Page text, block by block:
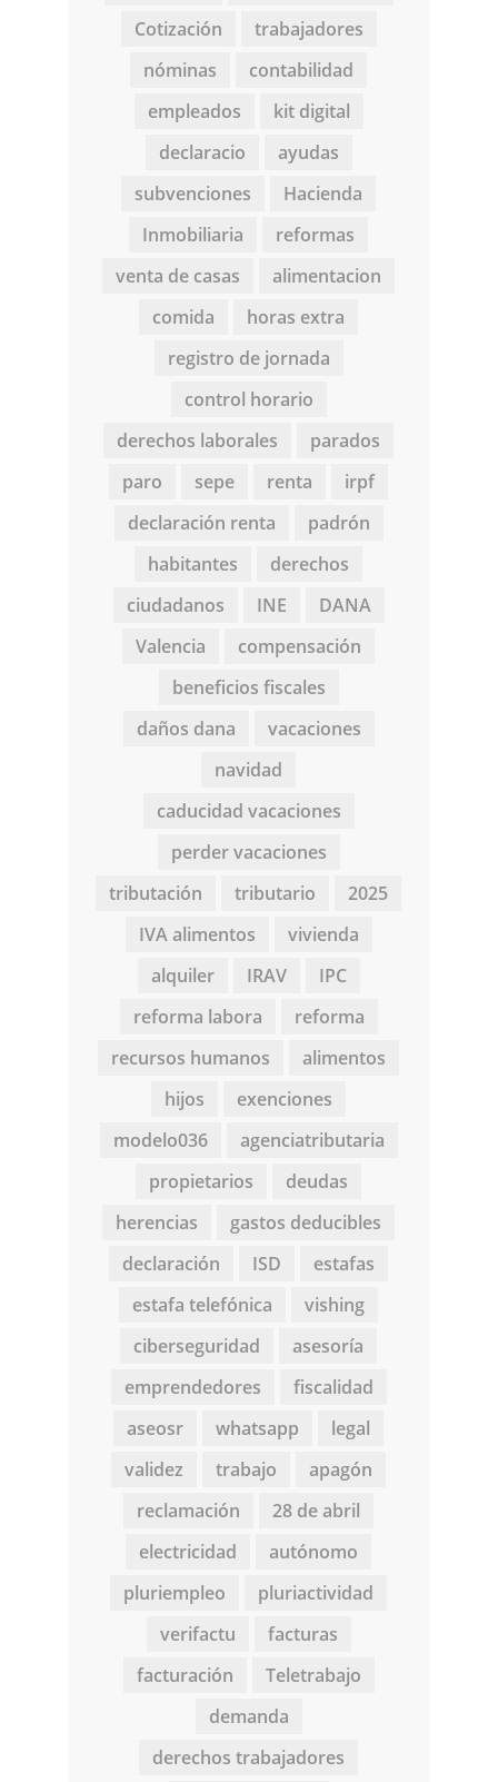
Cotización
trabajadores
nóminas
contabilidad
empleados
kit digital
declaracio
ayudas
subvenciones
Hacienda
Inmobiliaria
reformas
venta de casas
alimentacion
comida
horas extra
registro de jornada
control horario
derechos laborales
parados
paro
sepe renta
irpf
declaración renta
padrón
habitantes
derechos
ciudadanos
INE
DANA
Valencia
compensación
beneficios fiscales
daños dana
vacaciones
navidad
caducidad vacaciones
perder vacaciones
tributación
tributario
2025
IVA alimentos
vivienda
alquiler
IRAV
IPC
reforma labora
reforma
recursos humanos
alimentos
hijos
exenciones
modelo036
agenciatributaria
propietarios
deudas
herencias
gastos deducibles
declaración
ISD
estafas
estafa telefónica
vishing
ciberseguridad
asesoría
emprendedores
fiscalidad
aseosr
whatsapp
legal
validez
trabajo
apagón
reclamación
28 de abril
electricidad
autónomo
pluriempleo
pluriactividad
verifactu
facturas
facturación
Teletrabajo
demanda
derechos trabajadores